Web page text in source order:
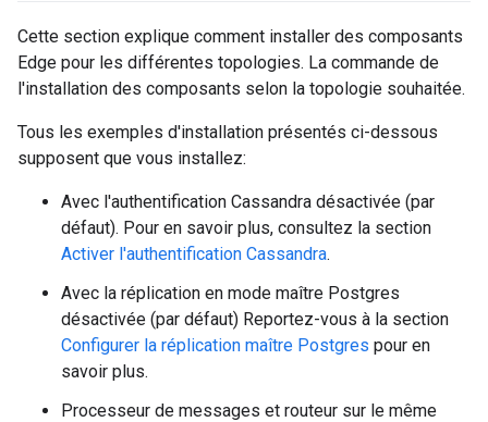
Cette section explique comment installer des composants
Edge pour les différentes topologies. La commande de
l'installation des composants selon la topologie souhaitée.
Tous les exemples d'installation présentés ci-dessous
supposent que vous installez:
Avec l'authentification Cassandra désactivée (par
défaut). Pour en savoir plus, consultez la section
Activer l'authentification Cassandra.
Avec la réplication en mode maître Postgres
désactivée (par défaut) Reportez-vous à la section
Configurer la réplication maître Postgres pour en
savoir plus.
Processeur de messages et routeur sur le même